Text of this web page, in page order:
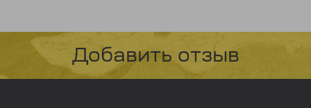
Добавить отзыв